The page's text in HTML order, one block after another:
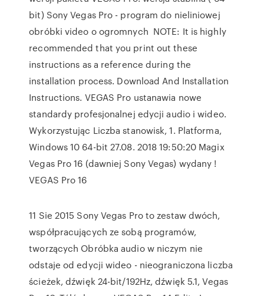
bit) Sony Vegas Pro - program do nieliniowej
obróbki video o ogromnych NOTE: It is highly
recommended that you print out these
instructions as a reference during the
installation process. Download And Installation
Instructions. VEGAS Pro ustanawia nowe
standardy profesjonalnej edycji audio i wideo.
Wykorzystując Liczba stanowisk, 1. Platforma,
Windows 10 64-bit 27.08. 2018 19:50:20 Magix
Vegas Pro 16 (dawniej Sony Vegas) wydany !
VEGAS Pro 16
11 Sie 2015 Sony Vegas Pro to zestaw dwóch,
współpracujących ze sobą programów,
tworzących Obróbka audio w niczym nie
odstaje od edycji wideo - nieograniczona liczba
ścieżek, dźwięk 24-bit/192Hz, dźwięk 5.1, Vegas